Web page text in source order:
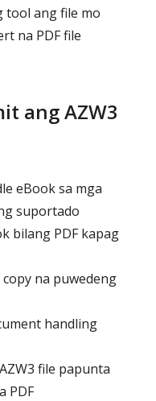
tool ang file mo
na PDF file
ang AZW3
eBook sa mga
suportado
bilang PDF kapag
na puwedeng
handling
file papunta
PDF